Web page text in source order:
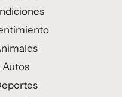
Autos